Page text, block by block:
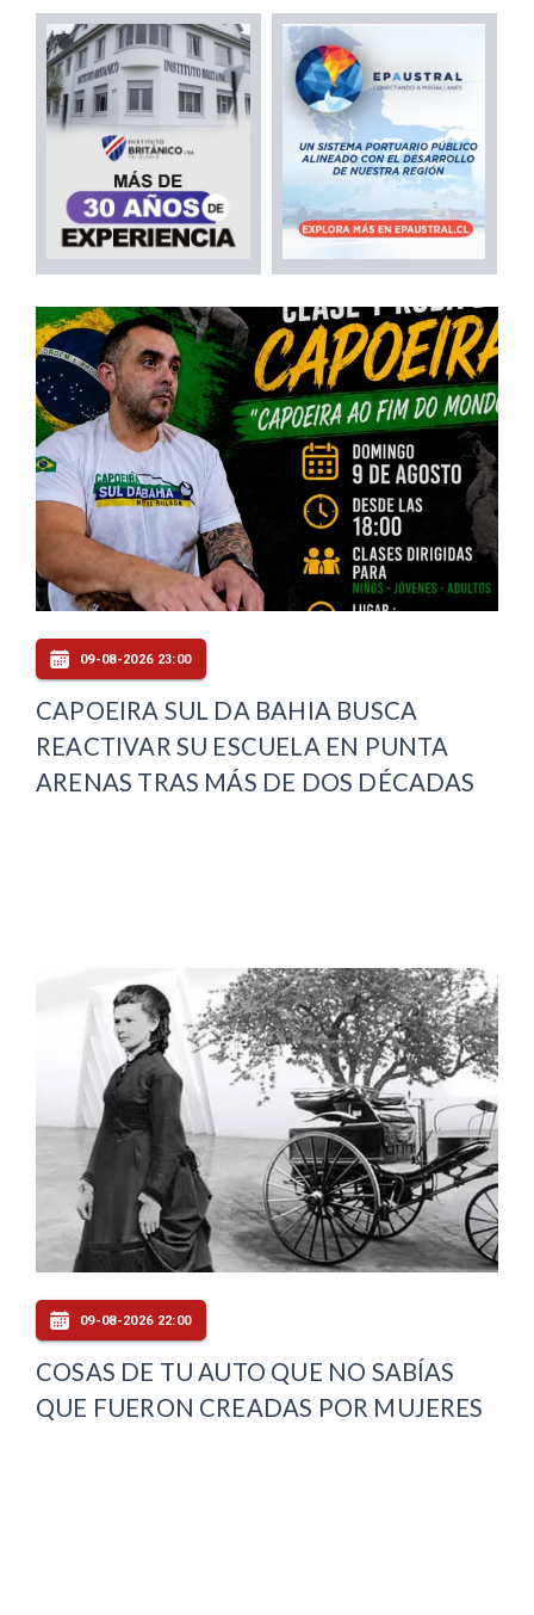
09-08-2026 23:00
CAPOEIRA SUL DA BAHIA BUSCA
REACTIVAR SU ESCUELA EN PUNTA
ARENAS TRAS MÁS DE DOS DÉCADAS
09-08-2026 22:00
COSAS DE TU AUTO QUE NO SABÍAS
QUE FUERON CREADAS POR MUJERES